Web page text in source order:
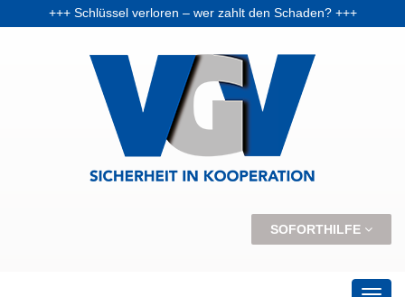
+++ Schlüssel verloren – wer zahlt den Schaden? +++
SOFORTHILFE